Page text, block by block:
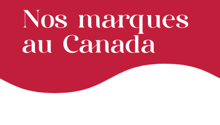
Nos marques
au Canada